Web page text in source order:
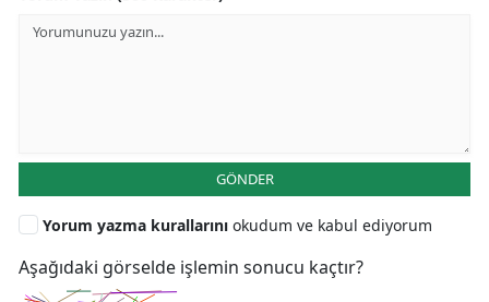
GÖNDER
Yorum yazma kurallarını okudum ve kabul ediyorum
Aşağıdaki görselde işlemin sonucu kaçtır?